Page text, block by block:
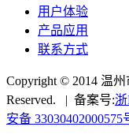
用户体验
产品应用
联系方式
Copyright © 2014 温
Reserved. | 备案号:
安备 33030402000575